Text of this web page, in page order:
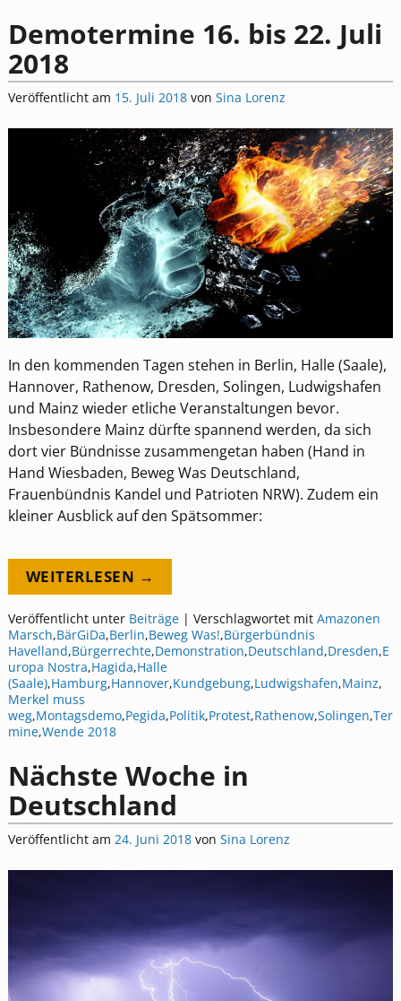
Demotermine 16. bis 22. Juli
2018
Veröffentlicht am 15. Juli 2018 von Sina Lorenz
In den kommenden Tagen stehen in Berlin, Halle (Saale),
Hannover, Rathenow, Dresden, Solingen, Ludwigshafen
und Mainz wieder etliche Veranstaltungen bevor.
Insbesondere Mainz dürfte spannend werden, da sich
dort vier Bündnisse zusammengetan haben (Hand in
Hand Wiesbaden, Beweg Was Deutschland,
Frauenbündnis Kandel und Patrioten NRW). Zudem ein
kleiner Ausblick auf den Spätsommer:
WEITERLESEN →
Veröffentlicht unter Beiträge| Verschlagwortet mit Amazonen
Marsch,BärGiDa,Berlin,Beweg Was!,Bürgerbündnis
Havelland,Bürgerrechte,Demonstration,Deutschland,Dresden,E
uropa Nostra,Hagida,Halle
(Saale),Hamburg,Hannover,Kundgebung,Ludwigshafen,Mainz,
Merkel muss
weg,Montagsdemo,Pegida,Politik,Protest,Rathenow,Solingen,Ter
mine,Wende 2018
Nächste Woche in
Deutschland
Veröffentlicht am 24. Juni 2018 von Sina Lorenz